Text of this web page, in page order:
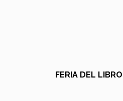
FERIA DEL